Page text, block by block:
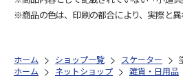
※商品の色は、印刷の都合により、実際と異
ホーム ショップ一覧 スケーター
ホーム
ネットショップ 雑貨・日用品